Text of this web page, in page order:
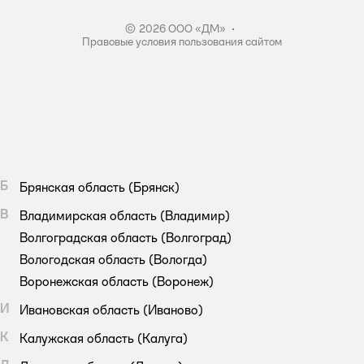
© 2026 ООО «ДМ» •
Правовые условия пользования сайтом
Б Брянская область (Брянск)
В
Владимирская область (Владимир)
Волгоградская область (Волгоград)
Вологодская область (Вологда)
Воронежская область (Воронеж)
И
Ивановская область (Иваново)
К
Калужская область (Калуга)